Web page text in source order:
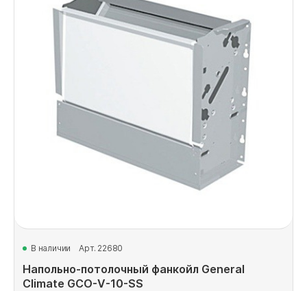
В наличии Арт. 22680
Напольно-потолочный фанкойл General
Climate GCO-V-10-SS